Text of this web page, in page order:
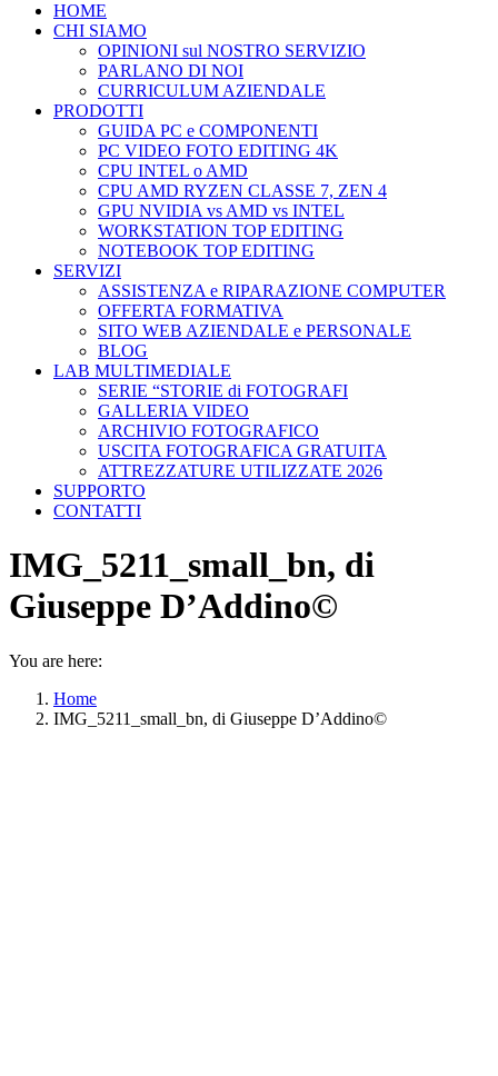
HOME
CHI SIAMO
OPINIONI sul NOSTRO SERVIZIO
PARLANO DI NOI
CURRICULUM AZIENDALE
PRODOTTI
GUIDA PC e COMPONENTI
PC VIDEO FOTO EDITING 4K
CPU INTEL o AMD
CPU AMD RYZEN CLASSE 7, ZEN 4
GPU NVIDIA vs AMD vs INTEL
WORKSTATION TOP EDITING
NOTEBOOK TOP EDITING
SERVIZI
ASSISTENZA e RIPARAZIONE COMPUTER
OFFERTA FORMATIVA
SITO WEB AZIENDALE e PERSONALE
BLOG
LAB MULTIMEDIALE
SERIE “STORIE di FOTOGRAFI
GALLERIA VIDEO
ARCHIVIO FOTOGRAFICO
USCITA FOTOGRAFICA GRATUITA
ATTREZZATURE UTILIZZATE 2026
SUPPORTO
CONTATTI
IMG_5211_small_bn, di
Giuseppe D’Addino©
You are here:
Home
IMG_5211_small_bn, di Giuseppe D’Addino©